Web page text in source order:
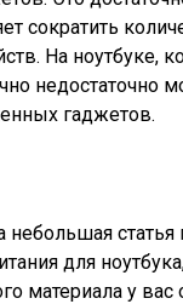
сократить
На ноутбуке,
недостаточно
гаджетов.
небольшая
для
материала у